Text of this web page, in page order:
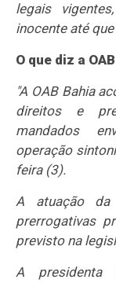
legais
inocente até
O que diz a OAB
"A OAB Bahia
direitos e
mandados
operação
feira (3).
A atuação
prerrogativas
previsto na
A presidenta